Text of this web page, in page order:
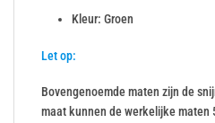
Kleur: Groen
Let op:
Bovengenoemde maten zijn de
maat kunnen de werkelijke maten